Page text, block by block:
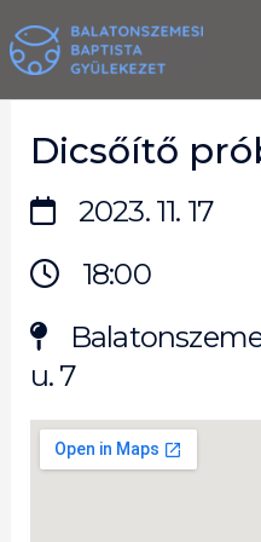
to
content
Dicsőítő
2023. 11. 17
18:00
u. 7